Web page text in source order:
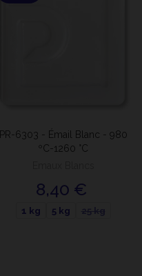
PR-6303 - Émail Blanc - 980
ºC-1260 °C
8,40 €
1 kg 5 kg